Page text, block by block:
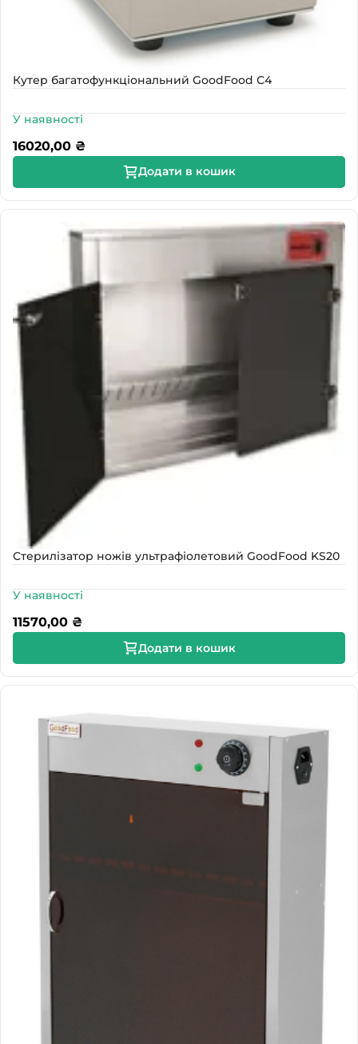
Кутер багатофункціональний GoodFood С4
У наявності
16020,00 ₴
Додати в кошик
Стерилізатор ножів ультрафіолетовий GoodFood KS20
У наявності
11570,00 ₴
Додати в кошик